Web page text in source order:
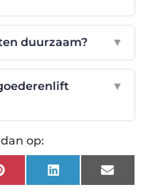
duurzaam? ▼
▼
op:
PinterestLinkedInEmail